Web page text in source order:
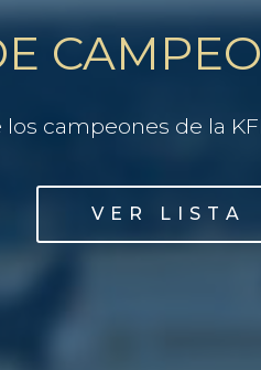
campeones de la
V E R L I S T A